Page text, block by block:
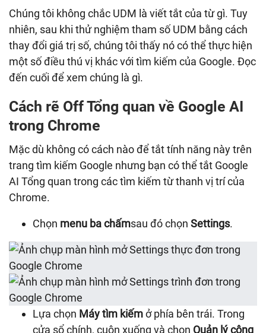
Chúng tôi không chắc UDM là viết tắt của từ gì. Tuy
nhiên, sau khi thử nghiệm tham số UDM bằng cách
thay đổi giá trị số, chúng tôi thấy nó có thể thực hiện
một số điều thú vị khác với tìm kiếm của Google. Đọc
đến cuối để xem chúng là gì.
Cách rẽ Off Tổng quan về Google AI
trong Chrome
Mặc dù không có cách nào để tắt tính năng này trên
trang tìm kiếm Google nhưng bạn có thể tắt Google
AI Tổng quan trong các tìm kiếm từ thanh vị trí của
Chrome.
Chọn menu ba chấmsau đó chọn Settings.
Lựa chọn Máy tìm kiếmở phía bên trái. Trong
cửa sổ chính, cuộn xuống và chọn Quản lý công